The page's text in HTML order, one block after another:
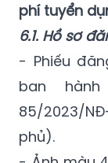
phí tuyển
6.1. Hồ sơ
- Phiếu
ban
85/2023/
phủ).